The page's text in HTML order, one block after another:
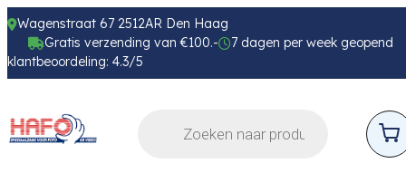
Wagenstraat 67 2512AR Den Haag
Gratis verzending van €100.-
7 dagen per week geopend
klantbeoordeling: 4.3/5